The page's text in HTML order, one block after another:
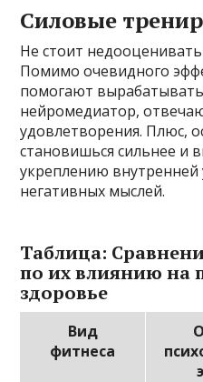
Силовые
Не стоит
Помимо очевидного
помогают
нейромедиатор,
удовлетворения. Плюс,
становишься сильнее и
укреплению
негативных мыслей.
Таблица:
по их влиянию на
здоровье
Вид
фитнеса